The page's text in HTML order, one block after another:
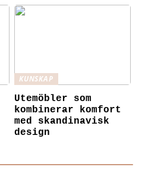
KUNSKAP
Utemöbler som
kombinerar komfort
med skandinavisk
design